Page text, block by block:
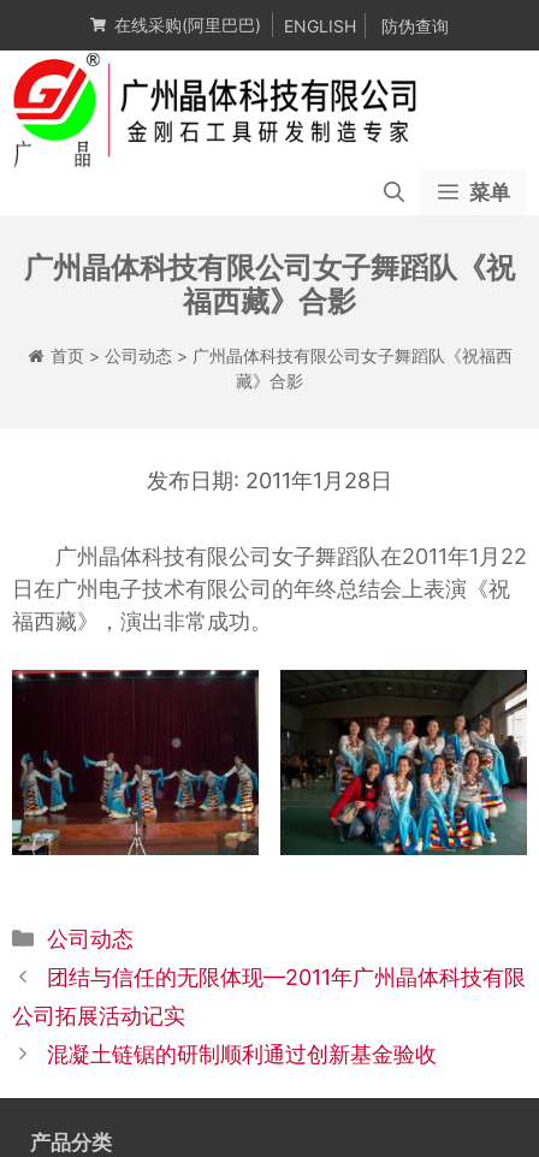
至
内
容
在线采购(阿里巴巴) ENGLISH 防伪查询
菜单
广州晶体科技有限公司女子舞蹈队《祝
福西藏》合影
首页> 公司动态> 广州晶体科技有限公司女子舞蹈队《祝福西
藏》合影
2011年1月28日
广州晶体科技有限公司女子舞蹈队在2011年1月22
日在广州电子技术有限公司的年终总结会上表演《祝
福西藏》，演出非常成功。
分
类
公司动态
团结与信任的无限体现—2011年广州晶体科技有限
公司拓展活动记实
混凝土链锯的研制顺利通过创新基金验收
产品分类